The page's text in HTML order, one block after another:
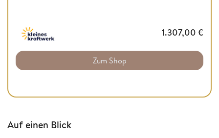
1.307,00 €
Zum Shop
Auf einen Blick